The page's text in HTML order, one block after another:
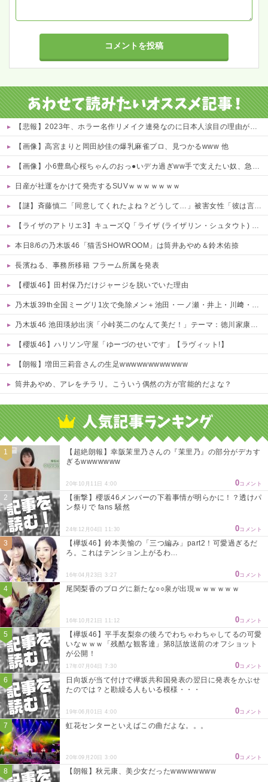
【悲報】2023年、ホラー名作リメイク連発なのに日本人涙目の理由がこれｗｗｗｗ 他
【画像】高宮まりと岡田紗佳の爆乳麻雀プロ、見つかるwww 他
【画像】小6豊島心桜ちゃんのおっ●いデカ過ぎww手で支えたい奴、急げｗｗｗｗ 他
日産が社運をかけて発売するSUVｗｗｗｗｗｗｗ
【謎】斉藤慎二「同意してくれたよね？どうして…」被害女性「彼は言葉が通じないモンスター」
【ライザのアトリエ3】キューズQ「ライザ (ライザリン・シュタウト) ウェディングStyle」フィギュア【予約開始】
本日8/6の乃木坂46「猫舌SHOWROOM」は筒井あやめ＆鈴木佑捺
長濱ねる、事務所移籍 フラーム所属を発表
【櫻坂46】田村保乃だけジャージを脱いでいた理由
乃木坂39th全国ミーグリ1次で免除メン＋池田・一ノ瀬・井上・川﨑・菅原・中西が全完売
乃木坂46 池田瑛紗出演「小峠英二のなんて美だ！」テーマ：徳川家康【2025.8.5 24:00〜 TOKYO MX】
【櫻坂46】ハリソン守屋「ゆーづのせいです」【ラヴィット!】
【朗報】増田三莉音さんの生足wwwwwwwwwwww
筒井あやめ、アレをチラリ。こういう偶然の方が官能的だよな？
【超絶朗報】幸阪茉里乃さんの『茉里乃』の部分がデカす
ぎるwwwwwww
20年10月11日 4:00 0コメント
【衝撃】櫻坂46メンバーの下着事情が明らかに！？透けパ
ン祭りで fans 騒然
24年12月04日 11:30 0コメント
【欅坂46】鈴本美愉の「三つ編み」part2！可愛過ぎるだ
ろ。これはテンション上がるわ…
16年04月23日 3:27 0コメント
尾関梨香のブログに新たな○○泉が出現ｗｗｗｗｗｗ
16年10月21日 11:12 0コメント
【欅坂46】平手友梨奈の後ろでわちゃわちゃしてるの可愛
いなｗｗｗ「残酷な観客達」第8話放送前のオフショット
が公開！
17年07月04日 7:30 0コメント
日向坂が当て付けで欅坂共和国発表の翌日に発表をかぶせ
たのでは？と勘繰る人もいる模様・・・
19年06月01日 4:00 0コメント
虹花センターといえばこの曲だよな。。。
20年09月20日 3:00 0コメント
【朗報】秋元康、美少女だったwwwwwwww